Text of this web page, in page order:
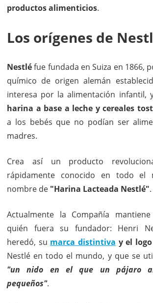
productos alimenticios.
Los orígenes de
Nestléfue fundada en Suiza en 1866,
químico de origen alemán
interesa por la alimentación infantil,
harina a base a leche y cereales
a los bebés que no podían ser
madres.
Crea así un producto
rápidamente conocido en todo el
nombre de "Harina Lacteada Nestlé".
Actualmente la Compañía
quién fuera su fundador: Henri
heredó, su marca distintiva y el logo
Nestlé en todo el mundo, y que se
"un nido en el que un pájaro
pequeños".